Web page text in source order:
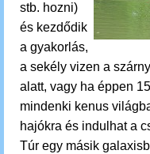
stb. hozni)
és kezdődik
a gyakorlás,
a sekély vizen a
alatt, vagy ha éppen
mindenki kenus
hajókra és indulhat a
Túr egy másik